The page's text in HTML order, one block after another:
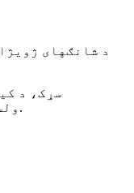
د شانګهای
ولسوالۍ، شانګهای 2016613، چین.